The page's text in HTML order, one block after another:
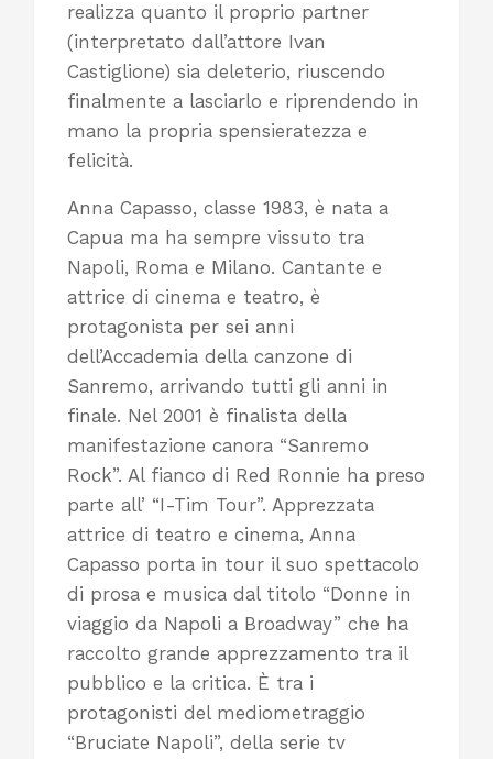
realizza quanto il proprio partner
(interpretato dall’attore Ivan
Castiglione) sia deleterio, riuscendo
finalmente a lasciarlo e riprendendo in
mano la propria spensieratezza e
felicità.
Anna Capasso, classe 1983, è nata a
Capua ma ha sempre vissuto tra
Napoli, Roma e Milano. Cantante e
attrice di cinema e teatro, è
protagonista per sei anni
dell’Accademia della canzone di
Sanremo, arrivando tutti gli anni in
finale. Nel 2001 è finalista della
manifestazione canora “Sanremo
Rock”. Al fianco di Red Ronnie ha preso
parte all’ “I-Tim Tour”. Apprezzata
attrice di teatro e cinema, Anna
Capasso porta in tour il suo spettacolo
di prosa e musica dal titolo “Donne in
viaggio da Napoli a Broadway” che ha
raccolto grande apprezzamento tra il
pubblico e la critica. È tra i
protagonisti del mediometraggio
“Bruciate Napoli”, della serie tv